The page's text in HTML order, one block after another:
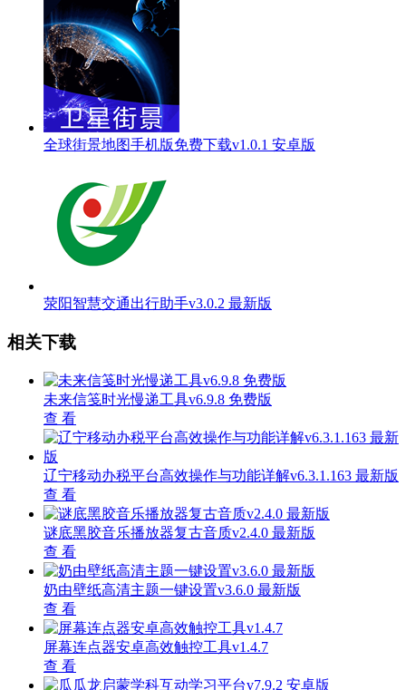
全球街景地图手机版免费下载v1.0.1 安卓版
荥阳智慧交通出行助手v3.0.2 最新版
相关下载
未来信笺时光慢递工具v6.9.8 免费版
查 看
辽宁移动办税平台高效操作与功能详解v6.3.1.163 最新版
查 看
谜底黑胶音乐播放器复古音质v2.4.0 最新版
查 看
奶由壁纸高清主题一键设置v3.6.0 最新版
查 看
屏幕连点器安卓高效触控工具v1.4.7
查 看